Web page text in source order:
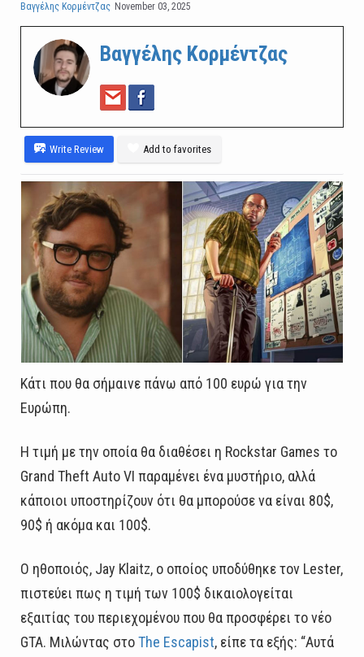
Βαγγέλης Κορμέντζας November 03, 2025
Βαγγέλης Κορμέντζας
Write Review Add to favorites
Κάτι που θα σήμαινε πάνω από 100 ευρώ για την
Ευρώπη.
Η τιμή με την οποία θα διαθέσει η Rockstar Games το
Grand Theft Auto VI παραμένει ένα μυστήριο, αλλά
κάποιοι υποστηρίζουν ότι θα μπορούσε να είναι 80$,
90$ ή ακόμα και 100$.
Ο ηθοποιός, Jay Klaitz, ο οποίος υποδύθηκε τον Lester,
πιστεύει πως η τιμή των 100$ δικαιολογείται
εξαιτίας του περιεχομένου που θα προσφέρει το νέο
GTA. Μιλώντας στοThe Escapist, είπε τα εξής: “Αυτά